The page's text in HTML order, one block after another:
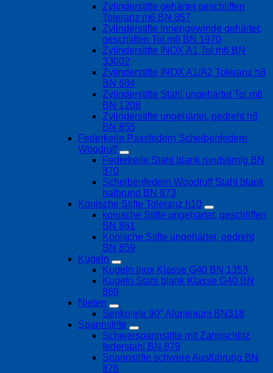
Zylinderstifte gehärtet geschliffen
Toleranz m6 BN 857
Zylinderstifte Innengewinde gehärtet,
geschliffen Tol.m6 BN 1970
Zylinderstifte INOX A1 Tol m6 BN
33002
Zylinderstifte INOX A1/A2 Toleranz h8
BN 684
Zylinderstifte Stahl ungehärtet Tol m6
BN 1208
Zylinderstifte ungehärtet, gedreht h8
BN 855
Federkeile Passfedern Scheibenfedern
Woodruff
Federkeile Stahl blank rundstirnig BN
870
Scheibenfedern Woodruff Stahl blank
halbrund BN 873
Konische Stifte Toleranz h10
konische Stifte ungehärtet, geschliffen
BN 861
Konische Stifte ungehärtet, gedreht
BN 859
Kugeln
Kugeln Inox Klasse G40 BN 1353
Kugeln Stahl blank Klasse G40 BN
869
Nieten
Senkniete 90° Aluminium BN318
Spannstifte
Schwerspannstifte mit Zahnschlitz
federstahl BN 879
Spannstifte schwere Ausführung BN
876